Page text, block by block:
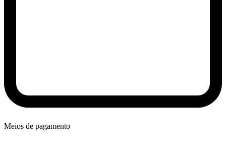
Meios de pagamento